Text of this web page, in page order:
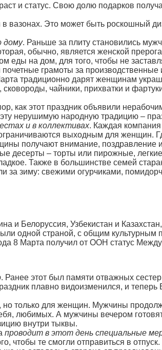
и статус. Свою долю подарков
в вазонах. Это может быть роскошный
дому. Раньше за плиту становились
обычно, является женской
еды на дом, для того, чтобы не
грамоты за
традиционно дарят женщинам
чайники, прихватки и
как этот праздник объявили
нерушимую народную традицию –
и в коллективах. Каждая компания
выходным для женщин.
получают внимание, поздравление
десерты – торты или пирожные,
Также в большинстве семей
за зиму: свежими огурчиками,
Белоруссия, Узбекистан и
одной страной, с общим
8 Марта получил от ООН статус
. Ранее этот был памяти отважных
плавно видоизменился, и
только для женщин. Мужчины
любимых. А мужчины вечером
внутри тыквы.
проводит в этот день специальные
чтобы те смогли отправиться в отпуск.